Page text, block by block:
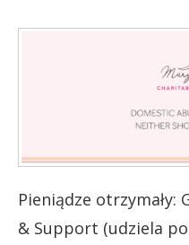
Pieniądze otrzymały:
& Support (udziela